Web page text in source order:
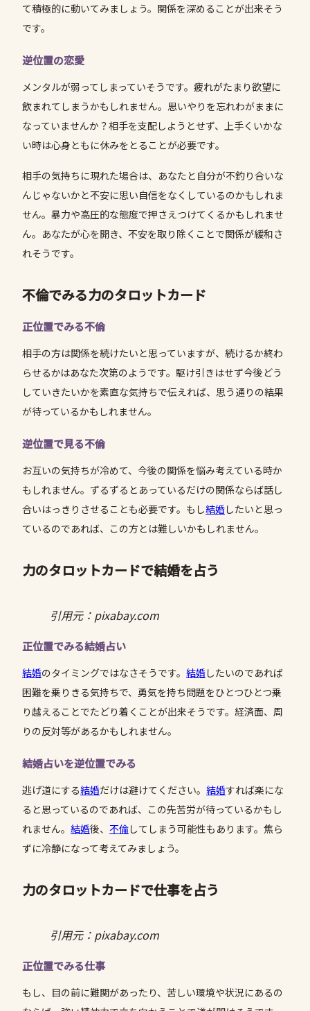
て積極的に動いてみましょう。関係を深めることが出来そう
です。
逆位置の恋愛
メンタルが弱ってしまっていそうです。疲れがたまり欲望に
飲まれてしまうかもしれません。思いやりを忘れわがままに
なっていませんか？相手を支配しようとせず、上手くいかな
い時は心身ともに休みをとることが必要です。
相手の気持ちに現れた場合は、あなたと自分が不釣り合いな
んじゃないかと不安に思い自信をなくしているのかもしれま
せん。暴力や高圧的な態度で押さえつけてくるかもしれませ
ん。あなたが心を開き、不安を取り除くことで関係が緩和さ
れそうです。
不倫でみる力のタロットカード
正位置でみる不倫
相手の方は関係を続けたいと思っていますが、続けるか終わ
らせるかはあなた次第のようです。駆け引きはせず今後どう
していきたいかを素直な気持ちで伝えれば、思う通りの結果
が待っているかもしれません。
逆位置で見る不倫
お互いの気持ちが冷めて、今後の関係を悩み考えている時か
もしれません。ずるずるとあっているだけの関係ならば話し
合いはっきりさせることも必要です。もし結婚したいと思っ
ているのであれば、この方とは難しいかもしれません。
力のタロットカードで結婚を占う
引用元：pixabay.com
正位置でみる結婚占い
結婚のタイミングではなさそうです。 結婚したいのであれば
困難を乗りきる気持ちで、勇気を持ち問題をひとつひとつ乗
り越えることでたどり着くことが出来そうです。経済面、周
りの反対等があるかもしれません。
結婚占いを逆位置でみる
逃げ道にする結婚だけは避けてください。 結婚すれば楽にな
ると思っているのであれば、この先苦労が待っているかもし
れません。 結婚後、 不倫してしまう可能性もあります。焦ら
ずに冷静になって考えてみましょう。
力のタロットカードで仕事を占う
引用元：pixabay.com
正位置でみる仕事
もし、目の前に難関があったり、苦しい環境や状況にあるの